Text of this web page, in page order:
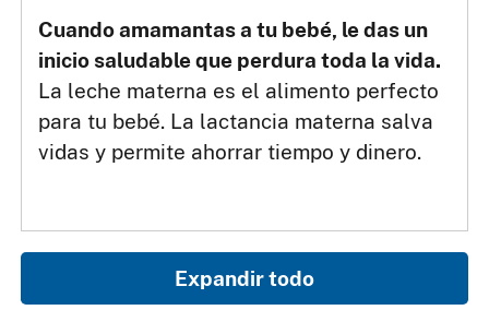
Cuando amamantas a tu bebé, le das un
inicio saludable que perdura toda la vida.
La leche materna es el alimento perfecto
para tu bebé. La lactancia materna salva
vidas y permite ahorrar tiempo y dinero.
Expandir todo